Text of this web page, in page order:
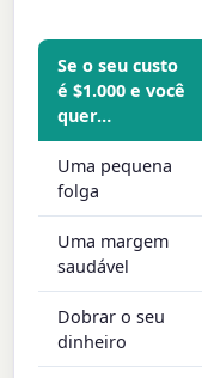
Se o seu custo
é $1.000 e você
quer…
Uma pequena
folga
Uma margem
saudável
Dobrar o seu
dinheiro